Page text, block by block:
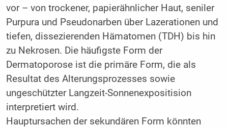
vor – von trockener, papierähnlicher Haut, seniler
Purpura und Pseudonarben über Lazerationen und
tiefen, dissezierenden Hämatomen (TDH) bis hin
zu Nekrosen. Die häufigste Form der
Dermatoporose ist die primäre Form, die als
Resultat des Alterungsprozesses sowie
ungeschützter Langzeit-Sonnenexpositision
interpretiert wird.
Hauptursachen der sekundären Form könnten